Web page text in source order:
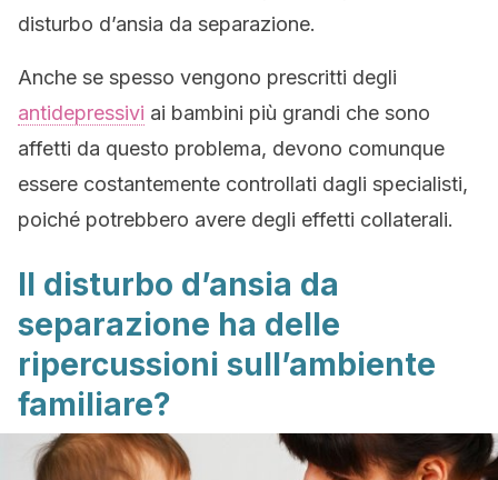
disturbo d’ansia da separazione.
Anche se spesso vengono prescritti degli
antidepressivi ai bambini più grandi che sono
affetti da questo problema, devono comunque
essere costantemente controllati dagli specialisti,
poiché potrebbero avere degli effetti collaterali.
Il disturbo d’ansia da
separazione ha delle
ripercussioni sull’ambiente
familiare?